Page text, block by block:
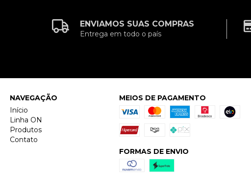
ENVIAMOS SUAS COMPRAS
Entrega em todo o país
NAVEGAÇÃO
Início
Linha ON
Produtos
Contato
MEIOS DE PAGAMENTO
FORMAS DE ENVIO